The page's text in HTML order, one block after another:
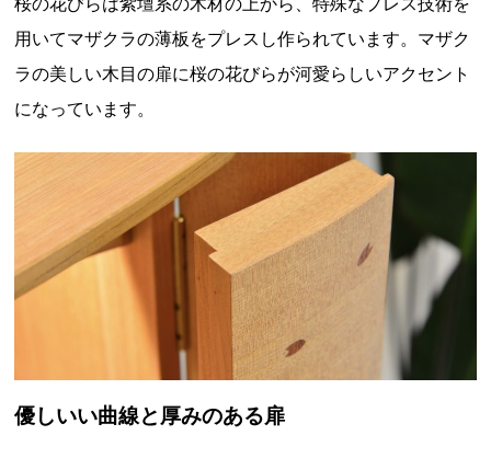
用いてマザクラの薄板をプレスし作られています。マザク
ラの美しい木目の扉に桜の花びらが河愛らしいアクセント
になっています。
優しいい曲線と厚みのある扉